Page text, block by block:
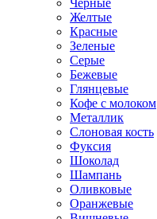
Черные
Желтые
Красные
Зеленые
Серые
Бежевые
Глянцевые
Кофе с молоком
Металлик
Слоновая кость
Фуксия
Шоколад
Шампань
Оливковые
Оранжевые